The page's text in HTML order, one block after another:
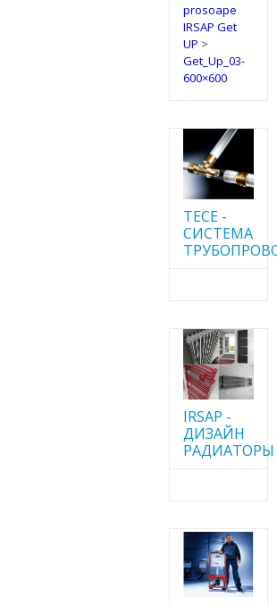
prosoape
IRSAP Get
UP >
Get_Up_03-
600×600
TECE -
CИСТЕМА
IRSAP -
ДИЗАЙН
РАДИАТОРЫ